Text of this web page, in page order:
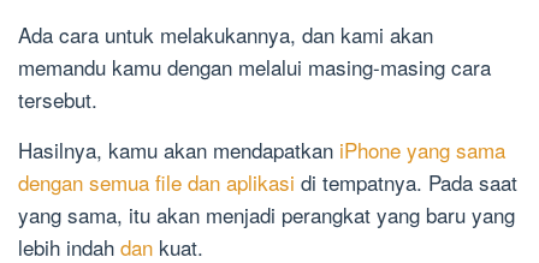
Ada cara untuk melakukannya, dan kami akan
memandu kamu dengan melalui masing-masing cara
tersebut.
Hasilnya, kamu akan mendapatkan iPhone yang sama
dengan semua file dan aplikasi di tempatnya. Pada saat
yang sama, itu akan menjadi perangkat yang baru yang
lebih indah dan kuat.